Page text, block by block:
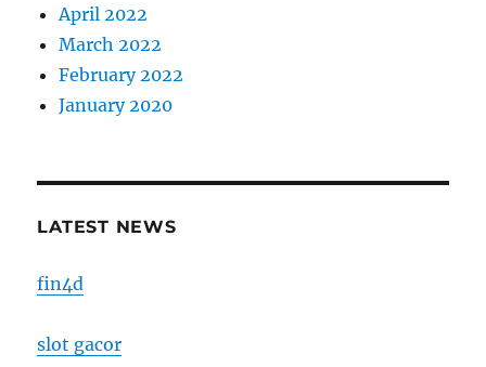
April 2022
March 2022
February 2022
January 2020
LATEST NEWS
fin4d
slot gacor